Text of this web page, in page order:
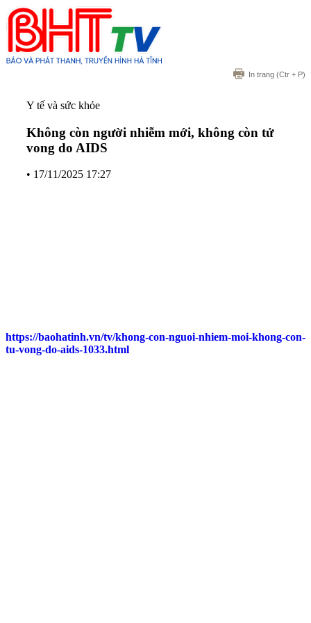
In trang (Ctr + P)
Y tế và sức khỏe
Không còn người nhiễm mới, không còn tử
vong do AIDS
• 17/11/2025 17:27
https://baohatinh.vn/tv/khong-con-nguoi-nhiem-moi-khong-con-
tu-vong-do-aids-1033.html